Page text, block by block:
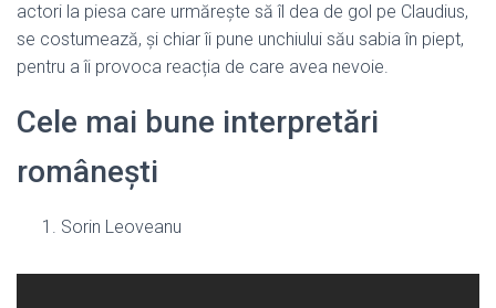
actori la piesa care urmărește să îl dea de gol pe Claudius,
se costumează, și chiar îi pune unchiului său sabia în piept,
pentru a îi provoca reacția de care avea nevoie.
Cele mai bune interpretări
românești
Sorin Leoveanu